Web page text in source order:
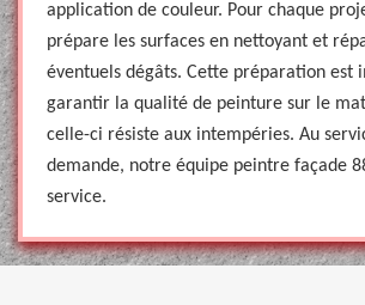
application de couleur. Pour chaque
prépare les surfaces en nettoyant et
éventuels dégâts. Cette préparation est
garantir la qualité de peinture sur le
celle-ci résiste aux intempéries. Au
demande, notre équipe peintre façade
service.